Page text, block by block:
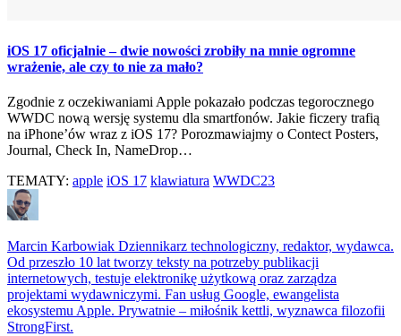
iOS 17 oficjalnie – dwie nowości zrobiły na mnie ogromne
wrażenie, ale czy to nie za mało?
Zgodnie z oczekiwaniami Apple pokazało podczas tegorocznego
WWDC nową wersję systemu dla smartfonów. Jakie ficzery trafią
na iPhone’ów wraz z iOS 17? Porozmawiajmy o Contect Posters,
Journal, Check In, NameDrop…
TEMATY: apple iOS 17 klawiatura WWDC23
Marcin Karbowiak Dziennikarz technologiczny, redaktor, wydawca.
Od przeszło 10 lat tworzy teksty na potrzeby publikacji
internetowych, testuje elektronikę użytkową oraz zarządza
projektami wydawniczymi. Fan usług Google, ewangelista
ekosystemu Apple. Prywatnie – miłośnik kettli, wyznawca filozofii
StrongFirst.